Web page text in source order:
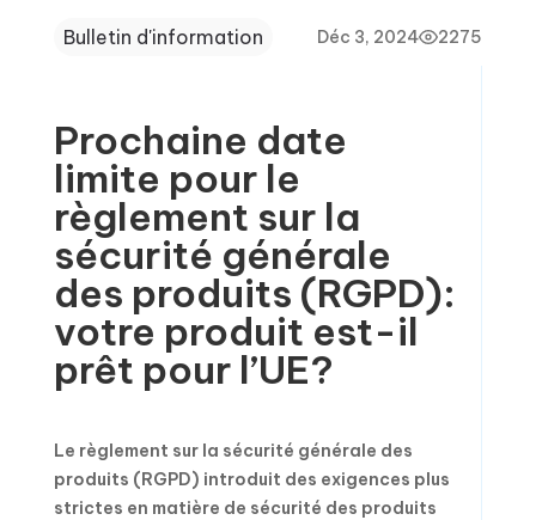
Bulletin d'information Déc 3, 2024 2275
Prochaine date
limite pour le
règlement sur la
sécurité générale
des produits (RGPD):
votre produit est-il
prêt pour l’UE?
Le règlement sur la sécurité générale des
produits (RGPD) introduit des exigences plus
strictes en matière de sécurité des produits